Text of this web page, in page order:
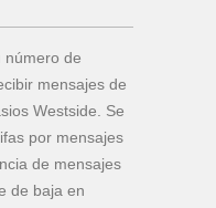
número de
mensajes de
Westside. Se
por mensajes
de mensajes
de baja en